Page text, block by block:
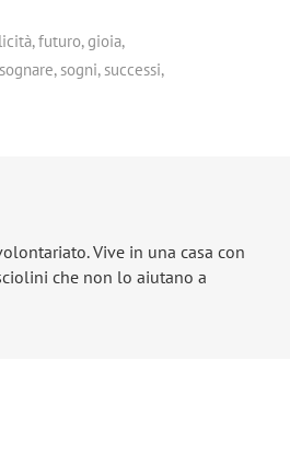
,futuro,gioia,
sognare, sogni, successi,
Vive in una casa con
che non lo aiutano a